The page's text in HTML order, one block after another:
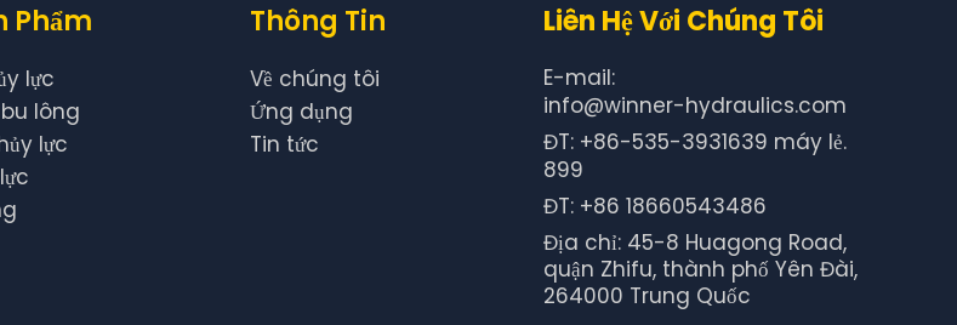
Phẩm
lực
lông
lực
Thông Tin
Về chúng tôi
Ứng dụng
Tin tức
Liên Hệ Với Chúng Tôi
E-mail:
info@winner-hydraulics.com
ĐT: +86-535-3931639 máy lẻ.
899
ĐT: +86 18660543486
Địa chỉ: 45-8 Huagong Road,
quận Zhifu, thành phố Yên Đài,
264000 Trung Quốc